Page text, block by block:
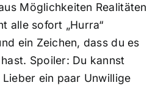
Möglichkeiten Realitäten
alle sofort „Hurra“
ein Zeichen, dass du es
Spoiler: Du kannst
ein paar Unwillige